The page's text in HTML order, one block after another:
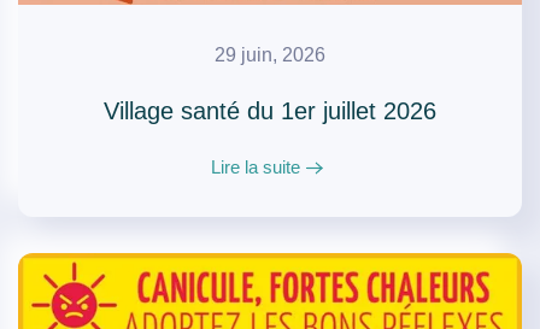
29 juin, 2026
Village santé du 1er juillet 2026
Lire la suite